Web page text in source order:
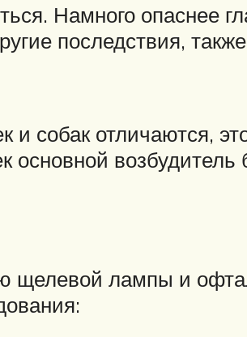
Намного опаснее
последствия, также
и собак отличаются,
основной возбудитель
щелевой лампы и